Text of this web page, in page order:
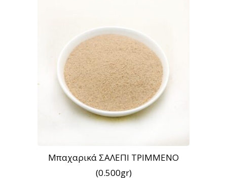
Μπαχαρικά ΣΑΛΕΠΙ ΤΡΙΜΜΕΝΟ
(0.500gr)